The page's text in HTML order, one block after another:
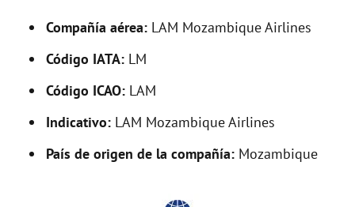
Compañía aérea: LAM Mozambique Airlines
Código IATA: LM
Código ICAO: LAM
Indicativo: LAM Mozambique Airlines
País de origen de la compañía: Mozambique